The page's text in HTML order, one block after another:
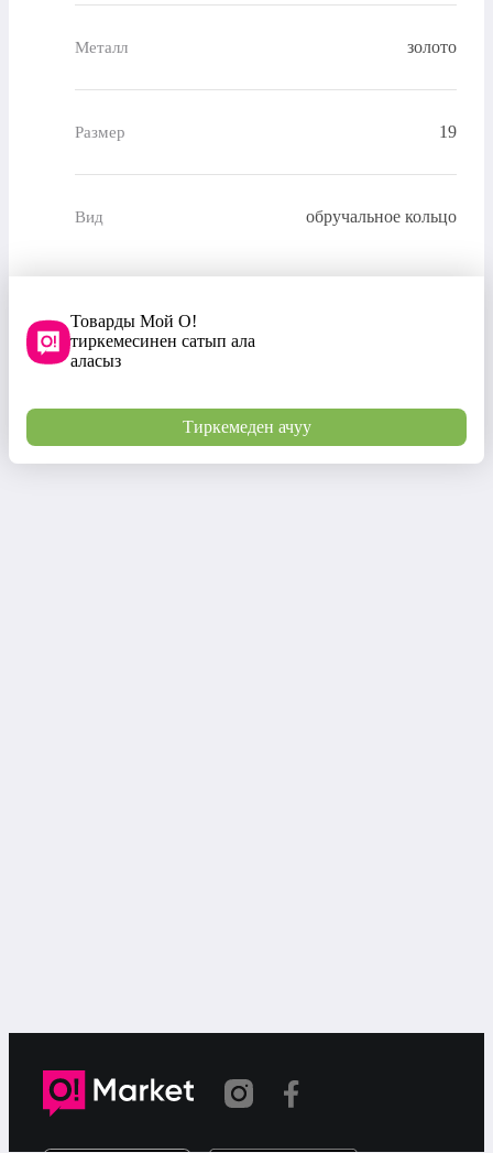
Металл золото
Размер 19
Вид обручальное кольцо
Товарды Мой О!
тиркемесинен сатып ала
аласыз
Тиркемеден ачуу